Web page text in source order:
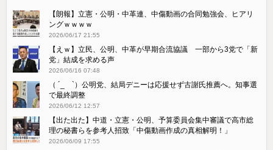
【朗報】立憲・公明・中革連、中傷動画の合同勉強会、ヒアリ
ングｗｗｗｗ
2026/06/17 21:55
【えｗ】立民、公明、中革が早期合流協議 一部から3党で「新
党」結成を求める声
2026/06/16 07:48
（ ´_ゝ`）公明党、結局デニーは応援せず古謝氏推薦へ。知事選
で最終調整
2026/06/12 12:57
【出た出た】中道・立憲・公明、予算委員会集中審議で高市総
理の秘書らを参考人招致「中傷動画作成の真相解明！」
2026/06/09 17:55